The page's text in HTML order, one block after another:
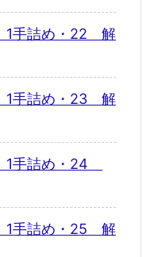
1手詰め・22 解
1手詰め・23 解
1手詰め・24
1手詰め・25 解